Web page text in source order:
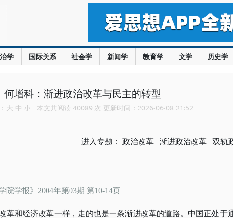
学 国际关系 社会学 新闻学 教育学 文学 历史学
何增科：渐进政治改革与民主的转型
大 中 小 本文共阅读 40089 次 更新时间：2026-06-08 21:52
进入专题： 政治改革 渐进政治改革 双轨
院学报》 2004年第03期 第10-14页
革和经济改革一样，走的也是一条渐进改革的道路。中国正处于